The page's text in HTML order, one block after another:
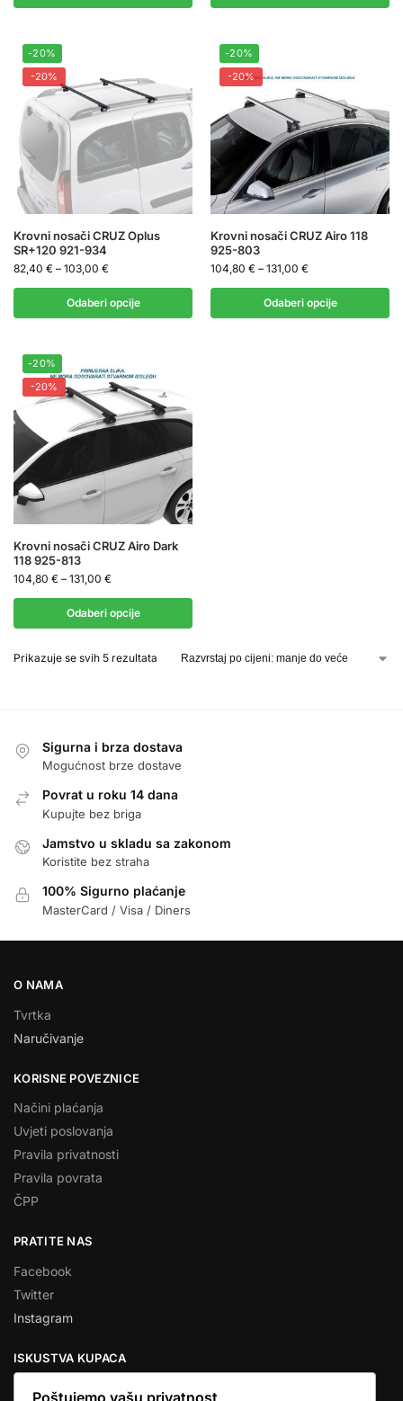
-20%
-20%
Krovni nosači CRUZ Oplus
SR+120 921-934
82,40 € – 103,00 €
Odaberi opcije
-20%
-20%
Krovni nosači CRUZ Airo 118
925-803
104,80 € – 131,00 €
Odaberi opcije
-20%
-20%
Krovni nosači CRUZ Airo Dark
118 925-813
104,80 € – 131,00 €
Odaberi opcije
Prikazuje se svih 5 rezultata
Sigurna i brza dostava
Mogućnost brze dostave
Povrat u roku 14 dana
Kupujte bez briga
Jamstvo u skladu sa zakonom
Koristite bez straha
100% Sigurno plaćanje
MasterCard / Visa / Diners
O NAMA
Tvrtka
Naručivanje
KORISNE POVEZNICE
Načini plaćanja
Uvjeti poslovanja
Pravila privatnosti
Pravila povrata
ČPP
PRATITE NAS
Facebook
Twitter
Instagram
ISKUSTVA KUPACA